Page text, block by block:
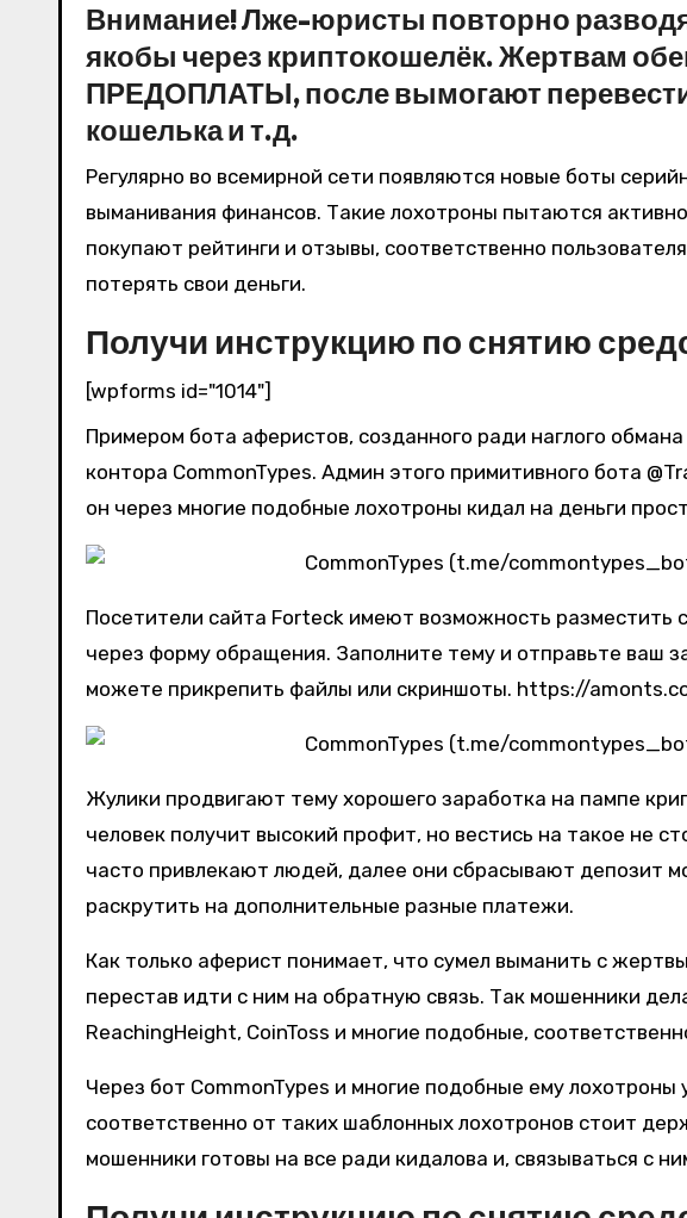
Внимание! Лже-юристы повторно
якобы через криптокошелёк. Жертвам
ПРЕДОПЛАТЫ, после вымогают
кошелька и т.д.
Регулярно во всемирной сети появляются новые боты
выманивания финансов. Такие лохотроны пытаются
покупают рейтинги и отзывы, соответственно
потерять свои деньги.
Получи инструкцию по снятию
[wpforms id="1014"]
Примером бота аферистов, созданного ради наглого
контора CommonTypes. Админ этого примитивного бота
он через многие подобные лохотроны кидал на деньги
Посетители сайта Forteck имеют возможность разместить
через форму обращения. Заполните тему и отправьте ваш
можете прикрепить файлы или скриншоты. https://
Жулики продвигают тему хорошего заработка на пампе
человек получит высокий профит, но вестись на такое не
часто привлекают людей, далее они сбрасывают депозит
раскрутить на дополнительные разные платежи.
Как только аферист понимает, что сумел выманить с
перестав идти с ним на обратную связь. Так мошенники
ReachingHeight, CoinToss и многие подобные,
Через бот CommonTypes и многие подобные ему
соответственно от таких шаблонных лохотронов стоит
мошенники готовы на все ради кидалова и, связываться с